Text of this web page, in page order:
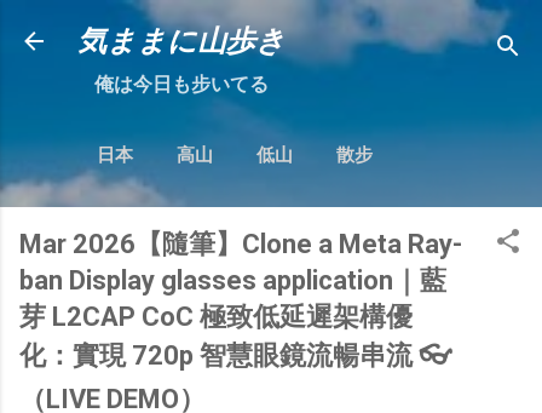
跳到主要內容
気ままに山歩き
俺は今日も步いてる
日本 高山 低山 散步
Mar 2026【隨筆】Clone a Meta Ray-
ban Display glasses application｜藍
芽 L2CAP CoC 極致低延遲架構優
化：實現 720p 智慧眼鏡流暢串流 👓
（LIVE DEMO）